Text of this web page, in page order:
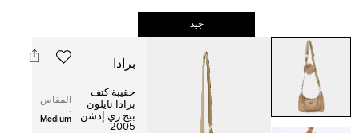
جيد
برادا
حقيبة كتف
برادا نايلون
بيج ري إدشن
2005
المقاس
:
Medium